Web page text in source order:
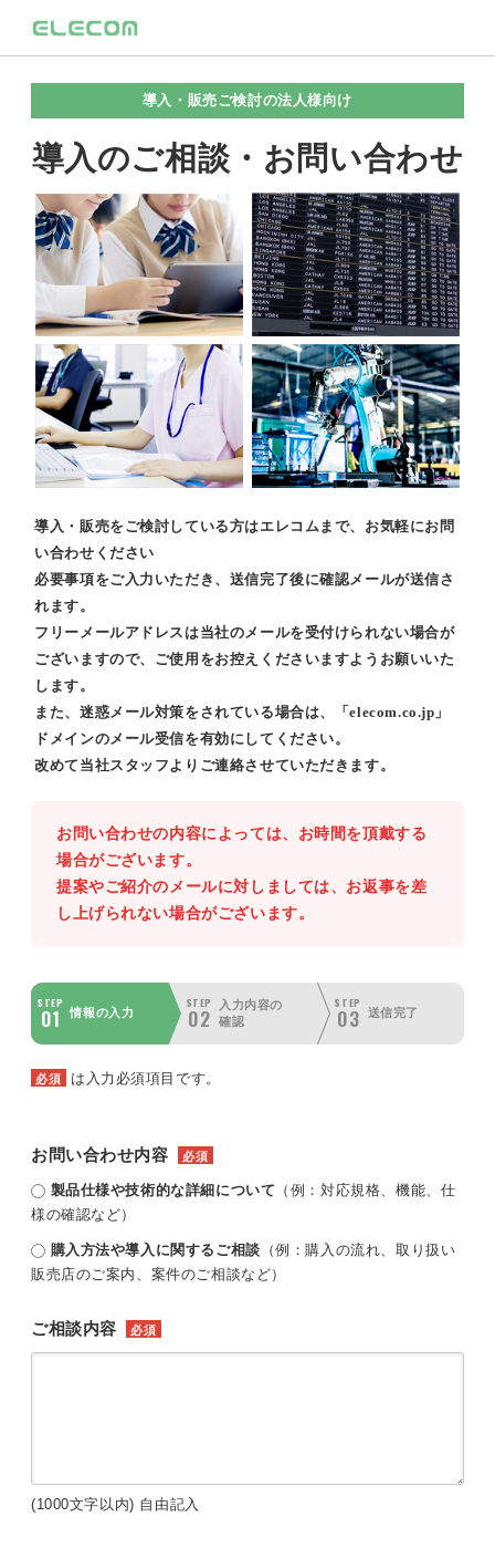
導入・販売ご検討の法人様向け
導入のご相談・お問い合わせ
導入・販売をご検討している方はエレコムまで、お気軽にお問
い合わせください
必要事項をご入力いただき、送信完了後に確認メールが送信さ
れます。
フリーメールアドレスは当社のメールを受付けられない場合が
ございますので、ご使用をお控えくださいますようお願いいた
します。
また、迷惑メール対策をされている場合は、「elecom.co.jp」
ドメインのメール受信を有効にしてください。
改めて当社スタッフよりご連絡させていただきます。
お問い合わせの内容によっては、お時間を頂戴する
場合がございます。
提案やご紹介のメールに対しましては、お返事を差
し上げられない場合がございます。
STEP
01 情報の入力
STEP
02
入力内容の
確認
STEP
03 送信完了
必須 は入力必須項目です。
お問い合わせ内容 必須
製品仕様や技術的な詳細について （例：対応規格、機能、仕
様の確認など）
購入方法や導入に関するご相談 （例：購入の流れ、取り扱い
販売店のご案内、案件のご相談など）
ご相談内容 必須
(1000文字以内) 自由記入